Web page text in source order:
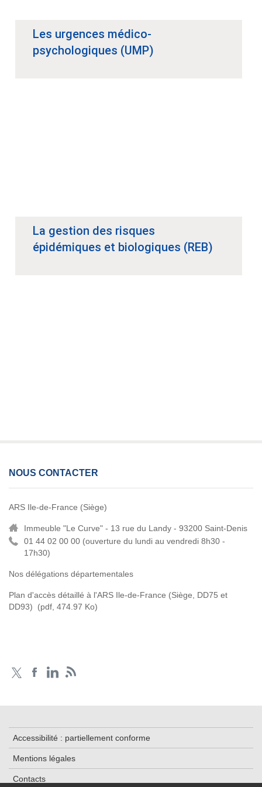
Les urgences médico-
psychologiques (UMP)
La gestion des risques
épidémiques et biologiques (REB)
NOUS CONTACTER
ARS Ile-de-France (Siège)
Immeuble "Le Curve" - 13 rue du Landy - 93200 Saint-Denis
01 44 02 00 00 (ouverture du lundi au vendredi 8h30 -
17h30)
Nos délégations départementales
Plan d'accès détaillé à l'ARS Ile-de-France (Siège, DD75 et
DD93)
(pdf, 474.97 Ko)
Accessibilité : partiellement conforme
Mentions légales
Contacts